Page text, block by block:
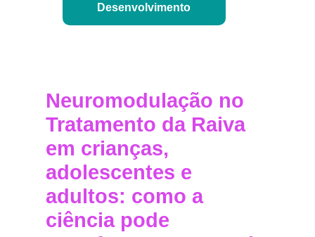
Desenvolvimento
Neuromodulação no
Tratamento da Raiva
em crianças,
adolescentes e
adultos: como a
ciência pode